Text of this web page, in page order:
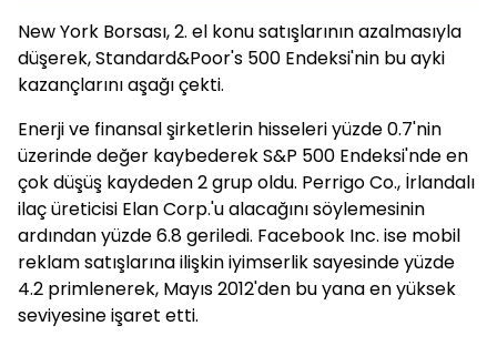
New York Borsası, 2. el konu satışlarının azalmasıyla
düşerek, Standard&Poor's 500 Endeksi'nin bu ayki
kazançlarını aşağı çekti.
Enerji ve finansal şirketlerin hisseleri yüzde 0.7'nin
üzerinde değer kaybederek S&P 500 Endeksi'nde en
çok düşüş kaydeden 2 grup oldu. Perrigo Co., İrlandalı
ilaç üreticisi Elan Corp.'u alacağını söylemesinin
ardından yüzde 6.8 geriledi. Facebook Inc. ise mobil
reklam satışlarına ilişkin iyimserlik sayesinde yüzde
4.2 primlenerek, Mayıs 2012'den bu yana en yüksek
seviyesine işaret etti.